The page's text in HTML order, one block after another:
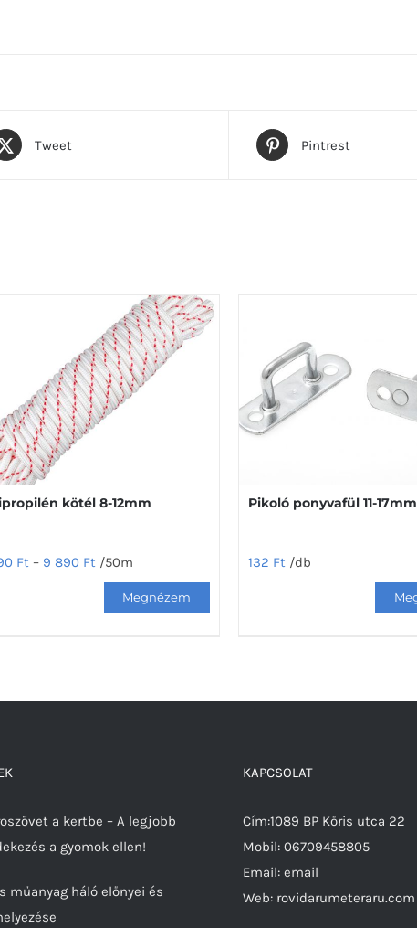
Tweet Pintrest
kötél 8-12mm
Ft– 9 890 Ft /50m
Pikoló ponyvafül 11-17mm
132 Ft /db
változatok
termékoldalon
választhatók
ki
a kertbe – A legjobb
a gyomok ellen!
műanyag háló előnyei és
KAPCSOLAT
Cím:1089 BP Kőris utca 22
Mobil: 06709458805
Email: email
Web: rovidarumeteraru.com